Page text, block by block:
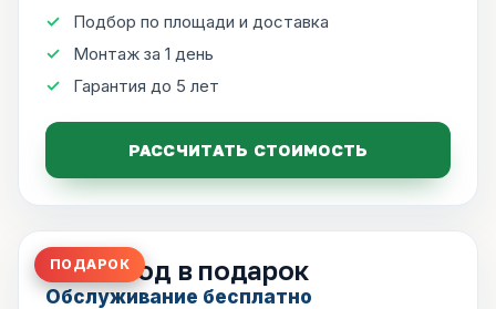
Подбор по площади и доставка
Монтаж за 1 день
Гарантия до 5 лет
РАССЧИТАТЬ СТОИМОСТЬ
ПОДАРОК
ТО на год в подарок
Обслуживание бесплатно